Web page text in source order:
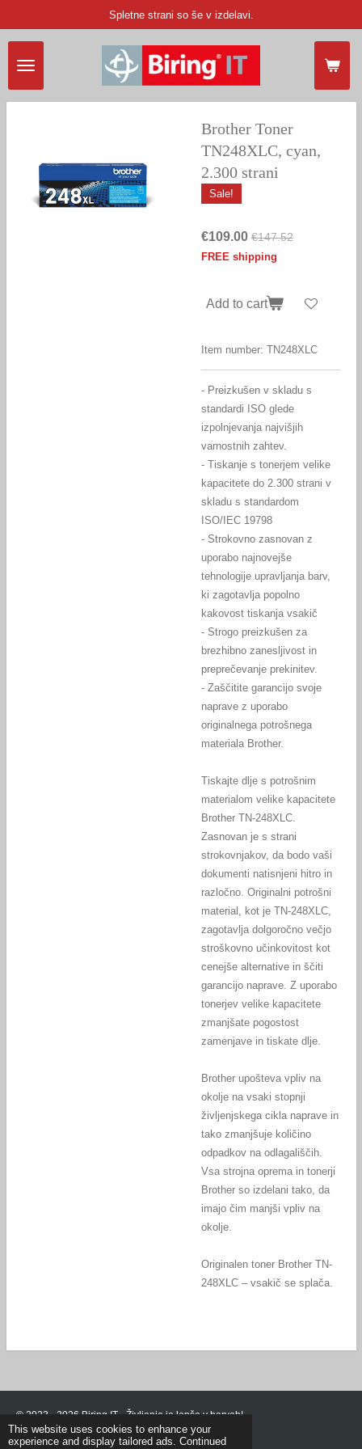
This website uses cookies to enhance your
experience and display tailored ads. Continued
content
Spletne strani so še v izdelavi.
Brother Toner
TN248XLC, cyan,
2.300 strani
Sale!
€109.00 €147.52
FREE shipping
Add to cart
Item number: TN248XLC
- Preizkušen v skladu s
standardi ISO glede
izpolnjevanja najvišjih
varnostnih zahtev.
- Tiskanje s tonerjem velike
kapacitete do 2.300 strani v
skladu s standardom
ISO/IEC 19798
- Strokovno zasnovan z
uporabo najnovejše
tehnologije upravljanja barv,
ki zagotavlja popolno
kakovost tiskanja vsakič
- Strogo preizkušen za
brezhibno zanesljivost in
preprečevanje prekinitev.
- Zaščitite garancijo svoje
naprave z uporabo
originalnega potrošnega
materiala Brother.
Tiskajte dlje s potrošnim
materialom velike kapacitete
Brother TN-248XLC.
Zasnovan je s strani
strokovnjakov, da bodo vaši
dokumenti natisnjeni hitro in
razločno. Originalni potrošni
material, kot je TN-248XLC,
zagotavlja dolgoročno večjo
stroškovno učinkovitost kot
cenejše alternative in ščiti
garancijo naprave. Z uporabo
tonerjev velike kapacitete
zmanjšate pogostost
zamenjave in tiskate dlje.
Brother upošteva vpliv na
okolje na vsaki stopnji
življenjskega cikla naprave in
tako zmanjšuje količino
odpadkov na odlagališčih.
Vsa strojna oprema in tonerji
Brother so izdelani tako, da
imajo čim manjši vpliv na
okolje.
Originalen toner Brother TN-
248XLC – vsakič se splača.
© 2023 - 2026 Biring IT - Življenje je lepše v barvah!
Powered byWebador